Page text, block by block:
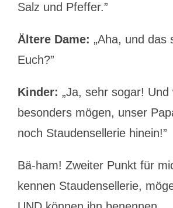
Salz und Pfeffer.”
Ältere Dame: „Aha, und das
Euch?”
Kinder: „Ja, sehr sogar! Und
besonders mögen, unser
noch Staudensellerie hinein!”
Bä-ham! Zweiter Punkt für
kennen Staudensellerie,